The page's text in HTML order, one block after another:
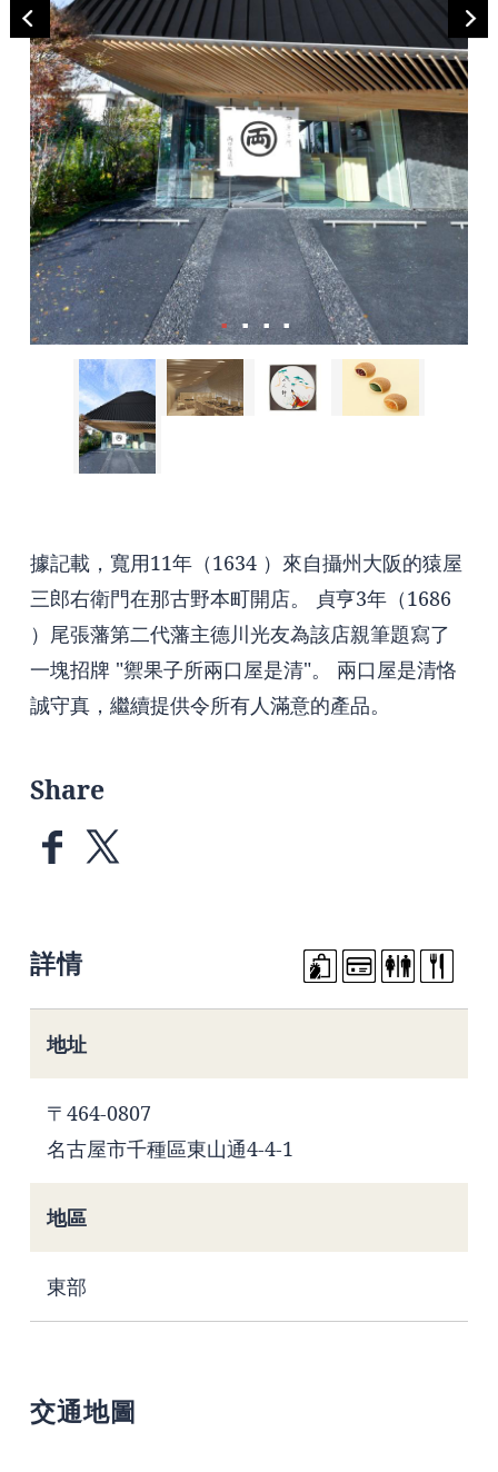
據記載，寬用11年（1634 ）來自攝州大阪的猿屋
三郎右衛門在那古野本町開店。 貞亨3年（1686
）尾張藩第二代藩主德川光友為該店親筆題寫了
一塊招牌 "禦果子所兩口屋是清"。 兩口屋是清恪
誠守真，繼續提供令所有人滿意的產品。
Share
詳情
地址
〒464-0807
名古屋市千種區東山通4-4-1
地區
東部
交通地圖